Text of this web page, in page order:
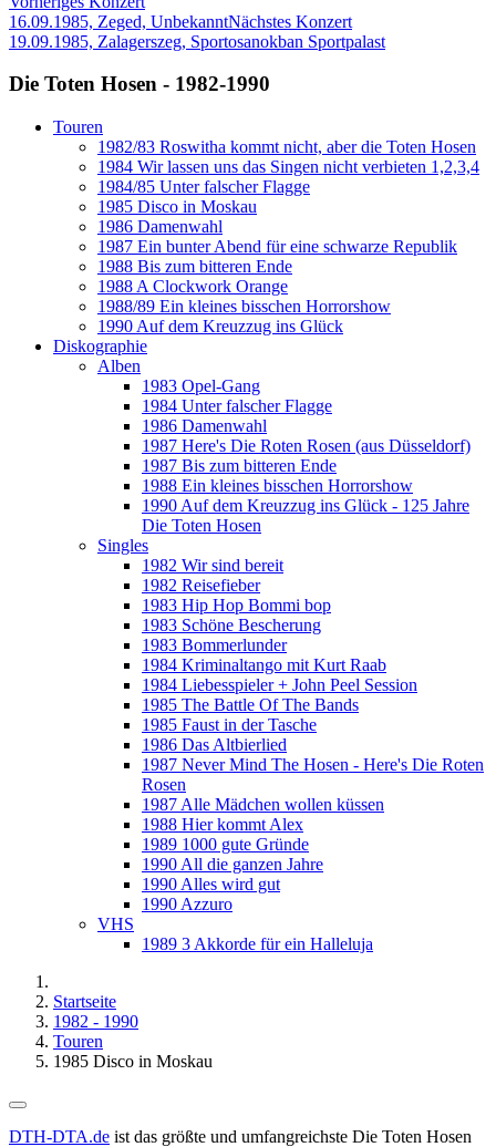
16.09.1985, Zeged, UnbekanntNächstes Konzert
19.09.1985, Zalagerszeg, Sportosanokban Sportpalast
Die Toten Hosen - 1982-1990
Touren
1982/83 Roswitha kommt nicht, aber die Toten Hosen
1984 Wir lassen uns das Singen nicht verbieten 1,2,3,4
1984/85 Unter falscher Flagge
1985 Disco in Moskau
1986 Damenwahl
1987 Ein bunter Abend für eine schwarze Republik
1988 Bis zum bitteren Ende
1988 A Clockwork Orange
1988/89 Ein kleines bisschen Horrorshow
1990 Auf dem Kreuzzug ins Glück
Diskographie
Alben
1983 Opel-Gang
1984 Unter falscher Flagge
1986 Damenwahl
1987 Here's Die Roten Rosen (aus Düsseldorf)
1987 Bis zum bitteren Ende
1988 Ein kleines bisschen Horrorshow
1990 Auf dem Kreuzzug ins Glück - 125 Jahre
Die Toten Hosen
Singles
1982 Wir sind bereit
1982 Reisefieber
1983 Hip Hop Bommi bop
1983 Schöne Bescherung
1983 Bommerlunder
1984 Kriminaltango mit Kurt Raab
1984 Liebesspieler + John Peel Session
1985 The Battle Of The Bands
1985 Faust in der Tasche
1986 Das Altbierlied
1987 Never Mind The Hosen - Here's Die Roten
Rosen
1987 Alle Mädchen wollen küssen
1988 Hier kommt Alex
1989 1000 gute Gründe
1990 All die ganzen Jahre
1990 Alles wird gut
1990 Azzuro
VHS
1989 3 Akkorde für ein Halleluja
Startseite
1982 - 1990
Touren
1985 Disco in Moskau
DTH-DTA.de ist das größte und umfangreichste Die Toten Hosen